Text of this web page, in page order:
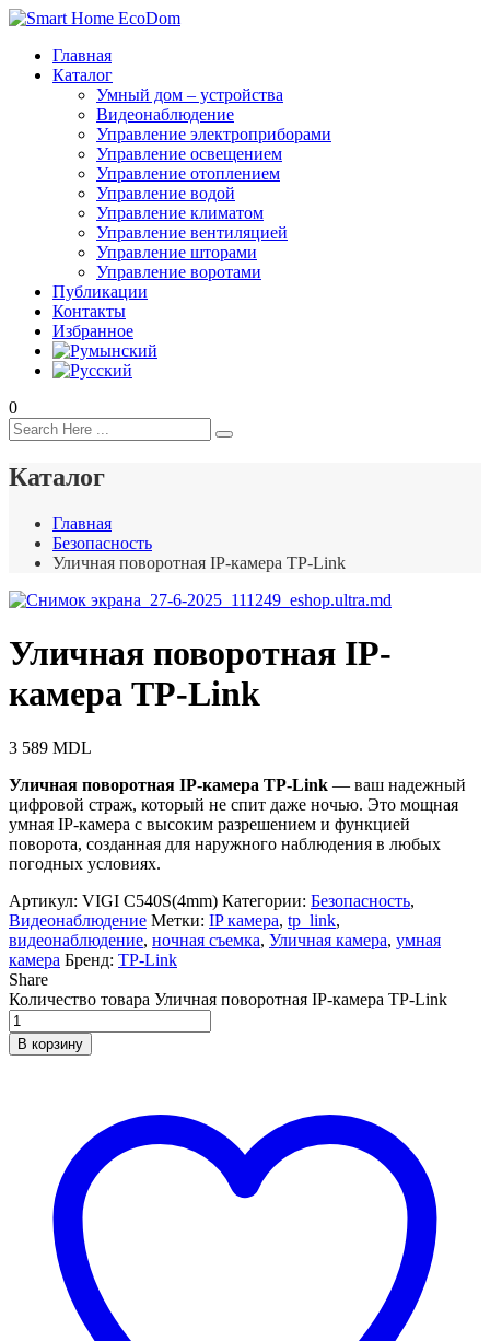
Главная
Каталог
Умный дом – устройства
Видеонаблюдение
Управление электроприборами
Управление освещением
Управление отоплением
Управление водой
Управление климатом
Управление вентиляцией
Управление шторами
Управление воротами
Публикации
Контакты
Избранное
0
Каталог
Главная
Безопасность
Уличная поворотная IP-камера TP-Link
Уличная поворотная IP-
камера TP-Link
3 589 MDL
Уличная поворотная IP-камера TP-Link — ваш надежный
цифровой страж, который не спит даже ночью. Это мощная
умная IP-камера с высоким разрешением и функцией
поворота, созданная для наружного наблюдения в любых
погодных условиях.
Артикул: VIGI C540S(4mm) Категории: Безопасность,
Видеонаблюдение Метки: IP камера, tp_link,
видеонаблюдение, ночная съемка, Уличная камера, умная
камера Бренд: TP-Link
Share
Количество товара Уличная поворотная IP-камера TP-Link
В корзину